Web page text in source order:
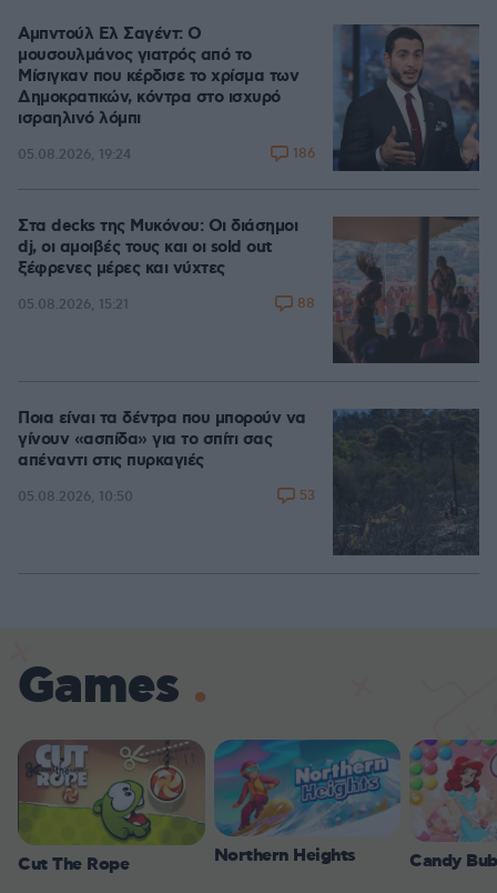
Αμπντούλ Ελ Σαγέντ: Ο
μουσουλμάνος γιατρός από το
Μίσιγκαν που κέρδισε το χρίσμα των
Δημοκρατικών, κόντρα στο ισχυρό
ισραηλινό λόμπι
05.08.2026, 19:24 186
Στα decks της Μυκόνου: Οι διάσημοι
dj, οι αμοιβές τους και οι sold out
ξέφρενες μέρες και νύχτες
05.08.2026, 15:21 88
Ποια είναι τα δέντρα που μπορούν να
γίνουν «ασπίδα» για το σπίτι σας
απέναντι στις πυρκαγιές
05.08.2026, 10:50 53
Games
Cut The Rope Northern Heights Candy